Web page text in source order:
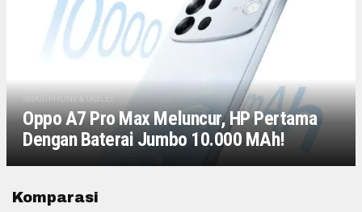
SMARTPHONE & TABLET
Oppo A7 Pro Max Meluncur, HP Pertama
Dengan Baterai Jumbo 10.000 MAh!
Komparasi